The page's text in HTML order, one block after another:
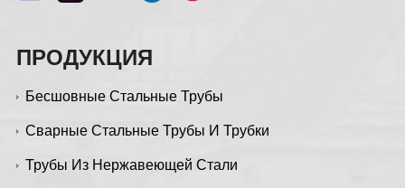
ПРОДУКЦИЯ
Бесшовные Стальные Трубы
Сварные Стальные Трубы И Трубки
Трубы Из Нержавеющей Стали